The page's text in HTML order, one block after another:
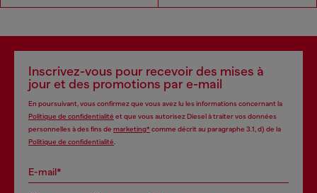
Inscrivez-vous pour recevoir des mises à
jour et des promotions par e-mail
En poursuivant, vous confirmez que vous avez lu les informations concernant la
Politique de confidentialité et que vous autorisez Diesel à traiter vos données
personnelles à des fins de marketing*comme décrit au paragraphe 3.1, d) de la
Politique de confidentialité
E-mail*